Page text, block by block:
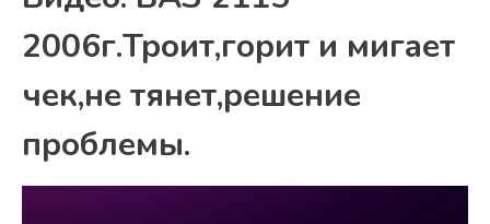
2006г.Троит,горит и мигает
чек,не тянет,решение
проблемы.